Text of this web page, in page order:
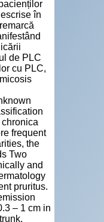
în
de PLC
cu PLC,
frequent
the
Two
and
pruritus.
– 1 cm in